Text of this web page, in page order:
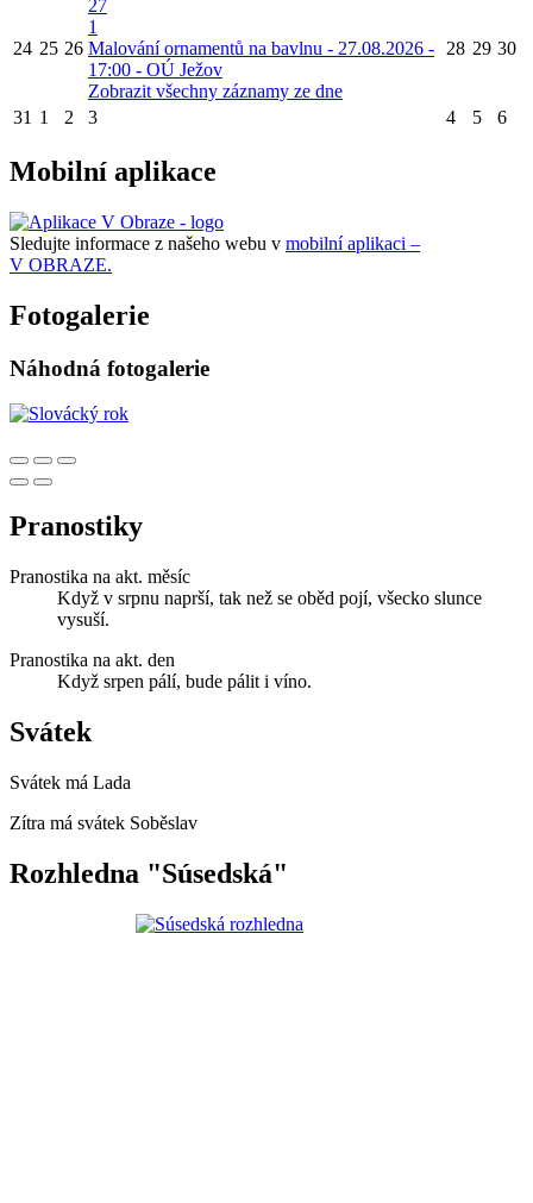
24 25 26
27
1
Malování ornamentů na bavlnu - 27.08.2026 -
17:00 - OÚ Ježov
Zobrazit všechny záznamy ze dne
28 29 30
31 1 2 3 4 5 6
Mobilní aplikace
Sledujte informace z našeho webu v mobilní aplikaci –
V OBRAZE.
Fotogalerie
Náhodná fotogalerie
Pranostiky
Pranostika na akt. měsíc
Když v srpnu naprší, tak než se oběd pojí, všecko slunce
vysuší.
Pranostika na akt. den
Když srpen pálí, bude pálit i víno.
Svátek
Svátek má Lada
Zítra má svátek Soběslav
Rozhledna "Súsedská"